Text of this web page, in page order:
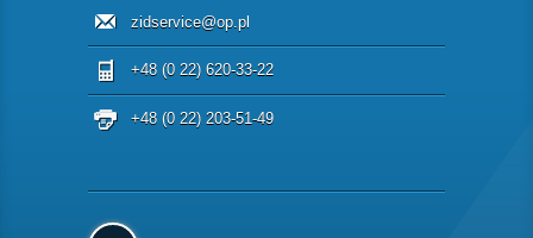
zidservice@op.pl
+48 (0 22) 620-33-22
+48 (0 22) 203-51-49